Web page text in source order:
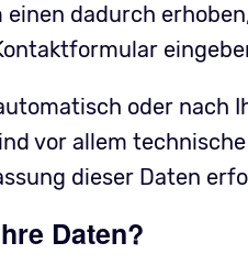
einen dadurch
oder nach
vor allem
dieser Daten
Daten?